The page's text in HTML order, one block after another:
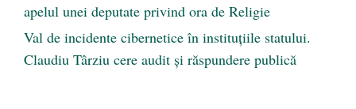
apelul unei deputate privind ora de Religie
Val de incidente cibernetice în instituțiile statului.
Claudiu Târziu cere audit și răspundere publică